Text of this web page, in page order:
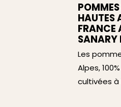
HAUTES
FRANCE
SANARY
Les
Alpes,
cultivées à